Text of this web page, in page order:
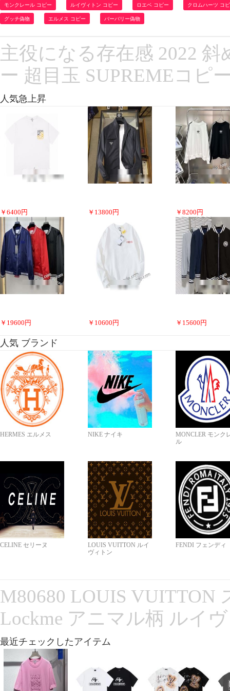
モンクレール コピー ルイヴィトン コピー ロエベ コピー クロムハーツ コ
グッチ偽物 エルメス コピー バーバリー偽物
主役になる存在感 2022
ー 超目玉 SUPREMEコピ
人気急上昇
￥ 6400 円 ￥ 13800 円 ￥ 8200 円
￥ 19600 円 ￥ 10600 円 ￥ 15600 円
人気 ブランド
HERMES エルメス NIKE ナイキ
MONCLER モンク
ル
CELINE セリーヌ
LOUIS VUITTON ルイ
ヴィトン
FENDI フェンディ
M80680 LOUIS VUITTON
Lockme アニマル柄 ルイ
最近チェックしたアイテム